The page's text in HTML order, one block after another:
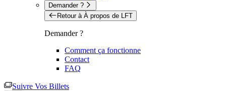
Demander ?
Retour à À propos de LFT
Demander ?
Comment ça fonctionne
Contact
FAQ
Suivre Vos Billets